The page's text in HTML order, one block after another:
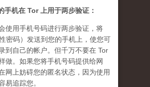
手机在 Tor 上用于两步验证：
使用手机号码进行两步验证，将
密码）发送到您的手机上，使您可
到自己的帐户。但千万不要在 Tor
做。如果您将手机号码提供给网
网上妨碍您的匿名状态，因为使用
易追踪您。